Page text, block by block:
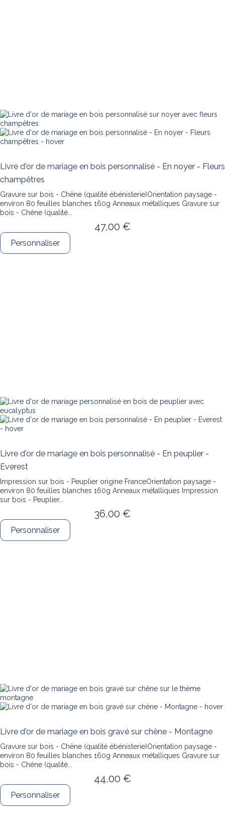
Livre d'or de mariage en bois personnalisé - En noyer - Fleurs
champêtres
Gravure sur bois - Chêne (qualité ébénisterie)Orientation paysage -
environ 80 feuilles blanches 160g Anneaux métalliques Gravure sur
bois - Chêne (qualité...
47,00 €
Personnaliser
Livre d'or de mariage en bois personnalisé - En peuplier -
Everest
Impression sur bois - Peuplier origine FranceOrientation paysage -
environ 80 feuilles blanches 160g Anneaux métalliques Impression
sur bois - Peuplier...
36,00 €
Personnaliser
Livre d'or de mariage en bois gravé sur chêne - Montagne
Gravure sur bois - Chêne (qualité ébénisterie)Orientation paysage -
environ 80 feuilles blanches 160g Anneaux métalliques Gravure sur
bois - Chêne (qualité...
44,00 €
Personnaliser